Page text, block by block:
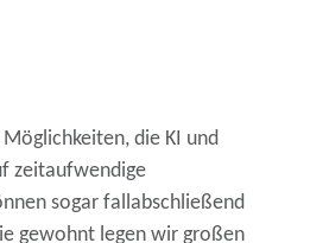
die KI und
zeitaufwendige
sogar fallabschließend
gewohnt legen wir großen